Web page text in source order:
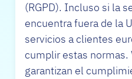
(RGPD). Incluso si la
encuentra fuera de la
servicios a clientes
cumplir estas normas.
garantizan el